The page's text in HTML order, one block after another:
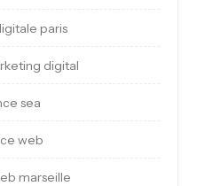
paris
digital
sea
web
marseille